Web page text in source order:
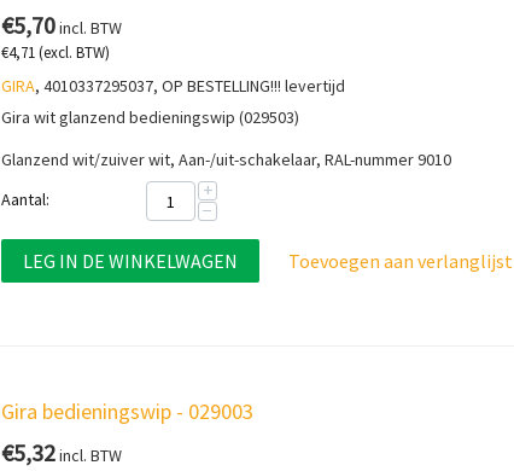
€5,70incl. BTW
€4,71(excl. BTW)
GIRA, 4010337295037, OP BESTELLING!!! levertijd
Gira wit glanzend bedieningswip (029503)
Glanzend wit/zuiver wit,Aan-/uit-schakelaar, RAL-nummer 9010
Aantal:
+
−
LEG IN DE WINKELWAGEN Toevoegen aan verlanglijst
Gira bedieningswip - 029003
€5,32incl. BTW